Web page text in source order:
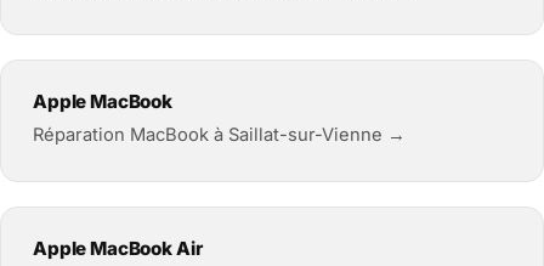
Apple MacBook
Réparation MacBook à Saillat-sur-Vienne →
Apple MacBook Air